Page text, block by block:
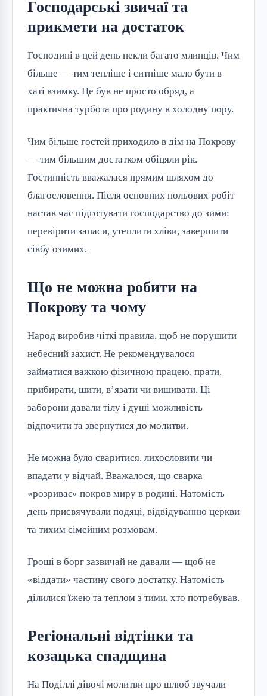
Господарські звичаї та
прикмети на достаток
Господині в цей день пекли багато млинців. Чим
більше — тим тепліше і ситніше мало бути в
хаті взимку. Це був не просто обряд, а
практична турбота про родину в холодну пору.
Чим більше гостей приходило в дім на Покрову
— тим більшим достатком обіцяли рік.
Гостинність вважалася прямим шляхом до
благословення. Після основних польових робіт
настав час підготувати господарство до зими:
перевірити запаси, утеплити хліви, завершити
сівбу озимих.
Що не можна робити на
Покрову та чому
Народ виробив чіткі правила, щоб не порушити
небесний захист. Не рекомендувалося
займатися важкою фізичною працею, прати,
прибирати, шити, в’язати чи вишивати. Ці
заборони давали тілу і душі можливість
відпочити та звернутися до молитви.
Не можна було сваритися, лихословити чи
впадати у відчай. Вважалося, що сварка
«розриває» покров миру в родині. Натомість
день присвячували подяці, відвідуванню церкви
та тихим сімейним розмовам.
Гроші в борг зазвичай не давали — щоб не
«віддати» частину свого достатку. Натомість
ділилися їжею та теплом з тими, хто потребував.
Регіональні відтінки та
козацька спадщина
На Поділлі дівочі молитви про шлюб звучали